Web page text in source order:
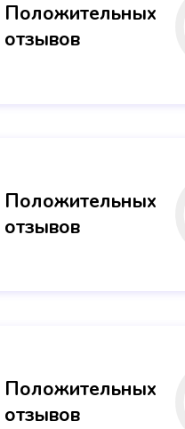
Положительных
отзывов
Положительных
отзывов
Положительных
отзывов